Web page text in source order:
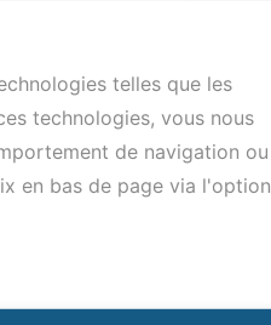
telles que les
technologies, vous nous
de navigation ou
en bas de page via l'option